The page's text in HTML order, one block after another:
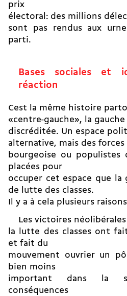
prix
électoral: des millions
sont pas rendus aux
parti.
Bases sociales et
réaction
Cest la même histoire
«centre-gauche», la
discréditée. Un espace
alternative, mais des
bourgeoise ou
placées pour
occuper cet espace que la
de lutte des classes.
Il y a à cela plusieurs
 Les victoires
la lutte des classes ont
et fait du
mouvement ouvrier un
bien moins
important dans la
conséquences